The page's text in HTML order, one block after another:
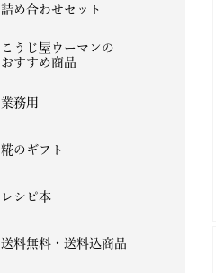
詰め合わせセット
こうじ屋ウーマンの
おすすめ商品
業務用
糀のギフト
レシピ本
送料無料・送料込商品